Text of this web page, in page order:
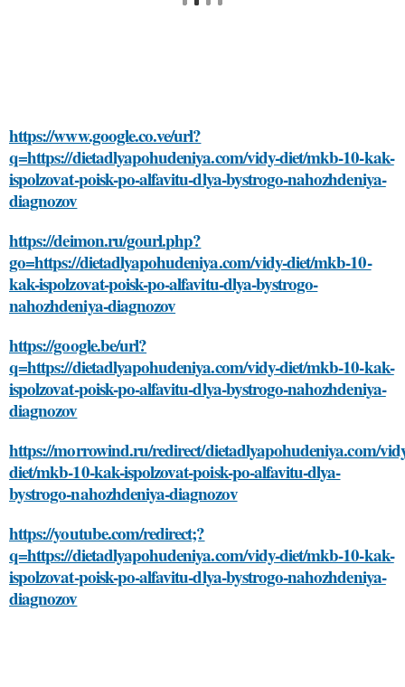
https://www.google.co.ve/url?
q=https://dietadlyapohudeniya.com/vidy-diet/mkb-10-kak-
ispolzovat-poisk-po-alfavitu-dlya-bystrogo-nahozhdeniya-
diagnozov
https://deimon.ru/gourl.php?
go=https://dietadlyapohudeniya.com/vidy-diet/mkb-10-
kak-ispolzovat-poisk-po-alfavitu-dlya-bystrogo-
nahozhdeniya-diagnozov
https://google.be/url?
q=https://dietadlyapohudeniya.com/vidy-diet/mkb-10-kak-
ispolzovat-poisk-po-alfavitu-dlya-bystrogo-nahozhdeniya-
diagnozov
https://morrowind.ru/redirect/dietadlyapohudeniya.com/
diet/mkb-10-kak-ispolzovat-poisk-po-alfavitu-dlya-
bystrogo-nahozhdeniya-diagnozov
https://youtube.com/redirect;?
q=https://dietadlyapohudeniya.com/vidy-diet/mkb-10-kak-
ispolzovat-poisk-po-alfavitu-dlya-bystrogo-nahozhdeniya-
diagnozov